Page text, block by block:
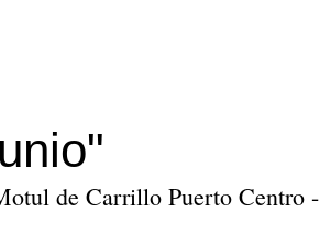
de Carrillo Puerto Centro -